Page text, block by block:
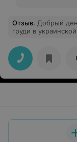
Отзыв. Добрый
груди в
послеоперац